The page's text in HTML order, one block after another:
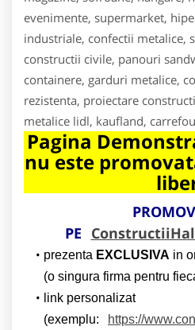
evenimente, supermarket,
industriale, confectii metalice,
constructii civile, panouri
containere, garduri metalice,
rezistenta, proiectare
metalice lidl, kaufland,
Pagina
nu este
PE
prezenta EXCLUSIVA in
(o singura firma pentru
link personalizat
(exemplu:
https://